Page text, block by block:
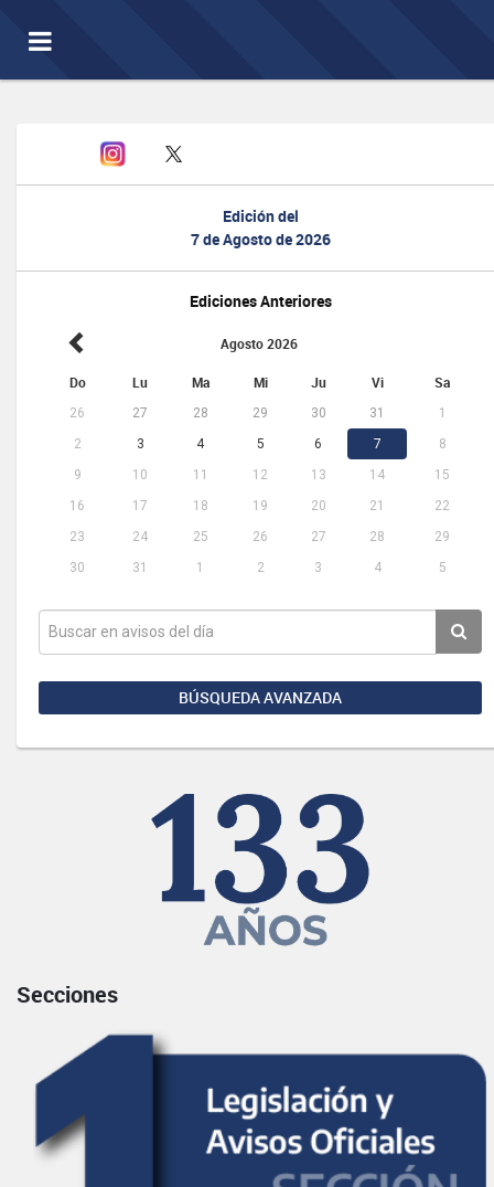
Toggle
navigation
Edición del
7 de Agosto de 2026
Ediciones Anteriores
Agosto 2026
Do Lu Ma Mi Ju Vi Sa
26 27 28 29 30 31
1
2
3 4 5 6 7
8
9
10 11 12 13 14
15
16
17 18 19 20 21
22
23
24 25 26 27 28
29
30
31 1 2 3 4 5
BÚSQUEDA AVANZADA
Secciones